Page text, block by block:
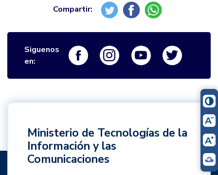
Siguenos
en:
Logo FacebookLogo InstagramLogo Youtube
Ministerio de Tecnologías de la
Información y las
Comunicaciones